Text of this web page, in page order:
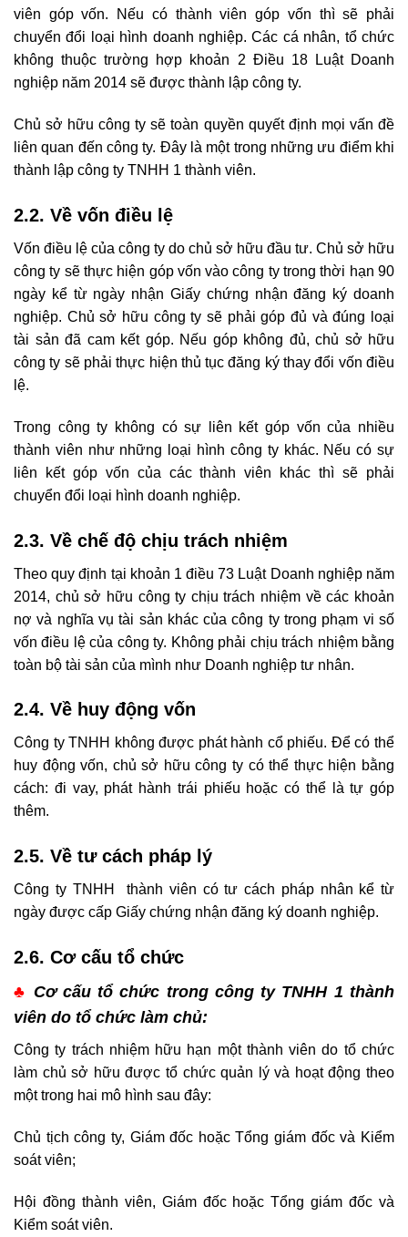
viên góp vốn. Nếu có thành viên góp vốn thì sẽ phải
chuyển đổi loại hình doanh nghiệp. Các cá nhân, tổ chức
không thuộc trường hợp khoản 2 Điều 18 Luật Doanh
nghiệp năm 2014 sẽ được thành lập công ty.
Chủ sở hữu công ty sẽ toàn quyền quyết định mọi vấn đề
liên quan đến công ty. Đây là một trong những ưu điểm khi
thành lập công ty TNHH 1 thành viên.
2.2. Về vốn điều lệ
Vốn điều lệ của công ty do chủ sở hữu đầu tư. Chủ sở hữu
công ty sẽ thực hiện góp vốn vào công ty trong thời hạn 90
ngày kể từ ngày nhận Giấy chứng nhận đăng ký doanh
nghiệp. Chủ sở hữu công ty sẽ phải góp đủ và đúng loại
tài sản đã cam kết góp. Nếu góp không đủ, chủ sở hữu
công ty sẽ phải thực hiện thủ tục đăng ký thay đổi vốn điều
lệ.
Trong công ty không có sự liên kết góp vốn của nhiều
thành viên như những loại hình công ty khác. Nếu có sự
liên kết góp vốn của các thành viên khác thì sẽ phải
chuyển đổi loại hình doanh nghiệp.
2.3. Về chế độ chịu trách nhiệm
Theo quy định tại khoản 1 điều 73 Luật Doanh nghiệp năm
2014, chủ sở hữu công ty chịu trách nhiệm về các khoản
nợ và nghĩa vụ tài sản khác của công ty trong phạm vi số
vốn điều lệ của công ty. Không phải chịu trách nhiệm bằng
toàn bộ tài sản của mình như Doanh nghiệp tư nhân.
2.4. Về huy động vốn
Công ty TNHH không được phát hành cổ phiếu. Để có thể
huy động vốn, chủ sở hữu công ty có thể thực hiện bằng
cách: đi vay, phát hành trái phiếu hoặc có thể là tự góp
thêm.
2.5. Về tư cách pháp lý
Công ty TNHH thành viên có tư cách pháp nhân kể từ
ngày được cấp Giấy chứng nhận đăng ký doanh nghiệp.
2.6. Cơ cấu tổ chức
♣ Cơ cấu tổ chức trong công ty TNHH 1 thành
viên do tổ chức làm chủ:
Công ty trách nhiệm hữu hạn một thành viên do tổ chức
làm chủ sở hữu được tổ chức quản lý và hoạt động theo
một trong hai mô hình sau đây:
Chủ tịch công ty, Giám đốc hoặc Tổng giám đốc và Kiểm
soát viên;
Hội đồng thành viên, Giám đốc hoặc Tổng giám đốc và
Kiểm soát viên.